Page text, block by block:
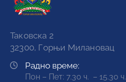
Таковска 2
32300, Горњи Милановац
Радно време:
Пон – Пет: 7.30 ч. – 15.30 ч.